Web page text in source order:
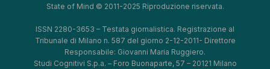
State of Mind © 2011-2025 Riproduzione riservata.
ISSN 2280-3653 – Testata giornalistica. Registrazione al
Tribunale di Milano n. 587 del giorno 2-12-2011- Direttore
Responsabile: Giovanni Maria Ruggiero.
Studi Cognitivi S.p.a. – Foro Buonaparte, 57 – 20121 Milano